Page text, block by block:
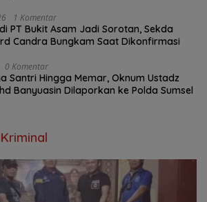
1 Komentar
PT Bukit Asam Jadi Sorotan, Sekda
Candra Bungkam Saat Dikonfirmasi
0 Komentar
Santri Hingga Memar, Oknum Ustadz
Banyuasin Dilaporkan ke Polda Sumsel